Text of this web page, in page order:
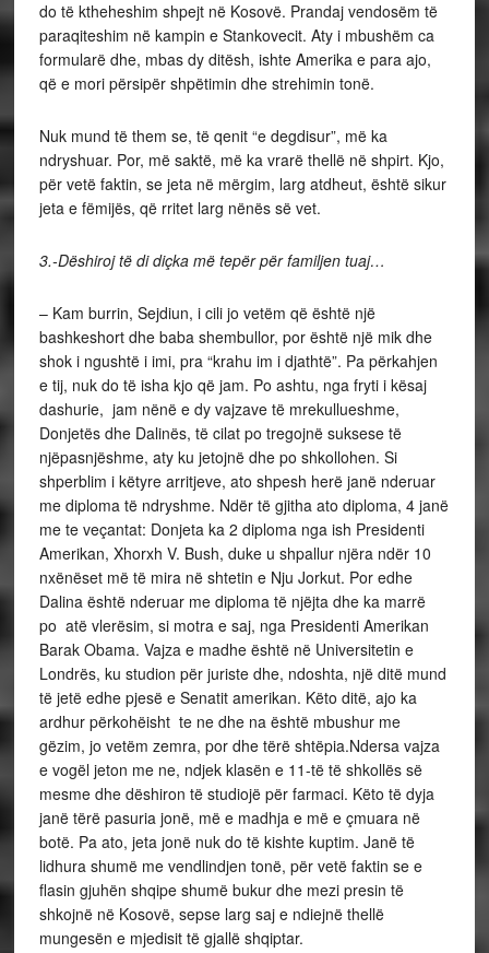
do të ktheheshim shpejt në Kosovë. Prandaj vendosëm të
paraqiteshim në kampin e Stankovecit. Aty i mbushëm ca
formularë dhe, mbas dy ditësh, ishte Amerika e para ajo,
që e mori përsipër shpëtimin dhe strehimin tonë.
Nuk mund të them se, të qenit “e degdisur”, më ka
ndryshuar. Por, më saktë, më ka vrarë thellë në shpirt. Kjo,
për vetë faktin, se jeta në mërgim, larg atdheut, është sikur
jeta e fëmijës, që rritet larg nënës së vet.
3.-Dëshiroj të di diçka më tepër për familjen tuaj…
– Kam burrin, Sejdiun, i cili jo vetëm që është një
bashkeshort dhe baba shembullor, por është një mik dhe
shok i ngushtë i imi, pra “krahu im i djathtë”. Pa përkahjen
e tij, nuk do të isha kjo që jam. Po ashtu, nga fryti i kësaj
dashurie, jam nënë e dy vajzave të mrekullueshme,
Donjetës dhe Dalinës, të cilat po tregojnë suksese të
njëpasnjëshme, aty ku jetojnë dhe po shkollohen. Si
shperblim i këtyre arritjeve, ato shpesh herë janë nderuar
me diploma të ndryshme. Ndër të gjitha ato diploma, 4 janë
me te veçantat: Donjeta ka 2 diploma nga ish Presidenti
Amerikan, Xhorxh V. Bush, duke u shpallur njëra ndër 10
nxënëset më të mira në shtetin e Nju Jorkut. Por edhe
Dalina është nderuar me diploma të njëjta dhe ka marrë
po atë vlerësim, si motra e saj, nga Presidenti Amerikan
Barak Obama. Vajza e madhe është në Universitetin e
Londrës, ku studion për juriste dhe, ndoshta, një ditë mund
të jetë edhe pjesë e Senatit amerikan. Këto ditë, ajo ka
ardhur përkohëisht te ne dhe na është mbushur me
gëzim, jo vetëm zemra, por dhe tërë shtëpia.Ndersa vajza
e vogël jeton me ne, ndjek klasën e 11-të të shkollës së
mesme dhe dëshiron të studiojë për farmaci. Këto të dyja
janë tërë pasuria jonë, më e madhja e më e çmuara në
botë. Pa ato, jeta jonë nuk do të kishte kuptim. Janë të
lidhura shumë me vendlindjen tonë, për vetë faktin se e
flasin gjuhën shqipe shumë bukur dhe mezi presin të
shkojnë në Kosovë, sepse larg saj e ndiejnë thellë
mungesën e mjedisit të gjallë shqiptar.